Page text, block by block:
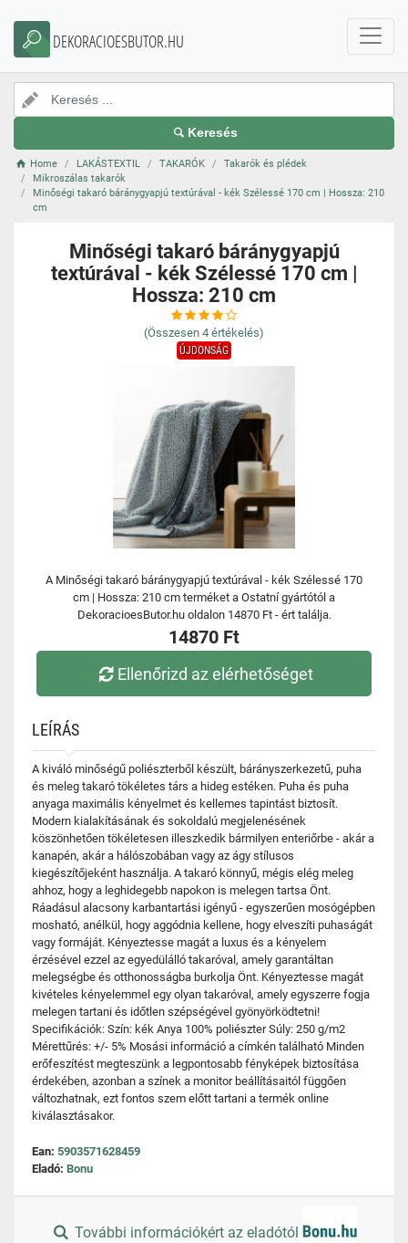
DEKORACIOESBUTOR.HU
Keresés
Home LAKÁSTEXTIL TAKARÓK
Takarók és plédek
Mikroszálas takarók
Minőségi takaró báránygyapjú textúrával - kék Szélessé 170 cm | Hossza: 210
cm
Minőségi takaró báránygyapjú
textúrával - kék Szélessé 170 cm |
Hossza: 210 cm
(Összesen 4 értékelés)
ÚJDONSÁG
A Minőségi takaró báránygyapjú textúrával - kék Szélessé 170
cm | Hossza: 210 cm terméket a Ostatní gyártótól a
DekoracioesButor.hu oldalon 14870 Ft - ért találja.
14870 Ft
Ellenőrizd az elérhetőséget
LEÍRÁS
A kiváló minőségű poliészterből készült, bárányszerkezetű, puha
és meleg takaró tökéletes társ a hideg estéken. Puha és puha
anyaga maximális kényelmet és kellemes tapintást biztosít.
Modern kialakításának és sokoldalú megjelenésének
köszönhetően tökéletesen illeszkedik bármilyen enteriőrbe - akár a
kanapén, akár a hálószobában vagy az ágy stílusos
kiegészítőjeként használja. A takaró könnyű, mégis elég meleg
ahhoz, hogy a leghidegebb napokon is melegen tartsa Önt.
Ráadásul alacsony karbantartási igényű - egyszerűen mosógépben
mosható, anélkül, hogy aggódnia kellene, hogy elveszíti puhaságát
vagy formáját. Kényeztesse magát a luxus és a kényelem
érzésével ezzel az egyedülálló takaróval, amely garantáltan
melegségbe és otthonosságba burkolja Önt. Kényeztesse magát
kivételes kényelemmel egy olyan takaróval, amely egyszerre fogja
melegen tartani és időtlen szépségével gyönyörködtetni!
Specifikációk: Szín: kék Anya 100% poliészter Súly: 250 g/m2
Mérettűrés: +/- 5% Mosási információ a címkén található Minden
erőfeszítést megteszünk a legpontosabb fényképek biztosítása
érdekében, azonban a színek a monitor beállításaitól függően
változhatnak, ezt fontos szem előtt tartani a termék online
kiválasztásakor.
Ean: 5903571628459
Eladó: Bonu
További információkért az eladótól